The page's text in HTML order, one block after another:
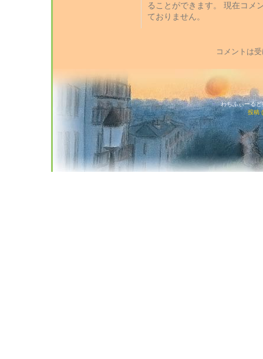
ることができます。 現在コメ
ておりません。
コメントは
わちふぃーる
投稿